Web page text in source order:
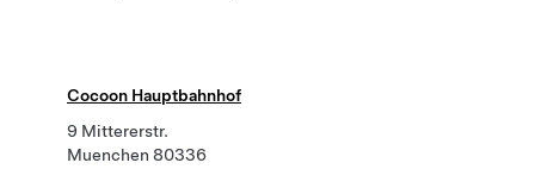
Cocoon Hauptbahnhof
9 Mittererstr.
Muenchen 80336